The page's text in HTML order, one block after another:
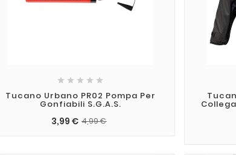
    
Tucano Urbano PR02 Pompa Per
Gonfiabili S.G.A.S.
3,99 € 4,99 €